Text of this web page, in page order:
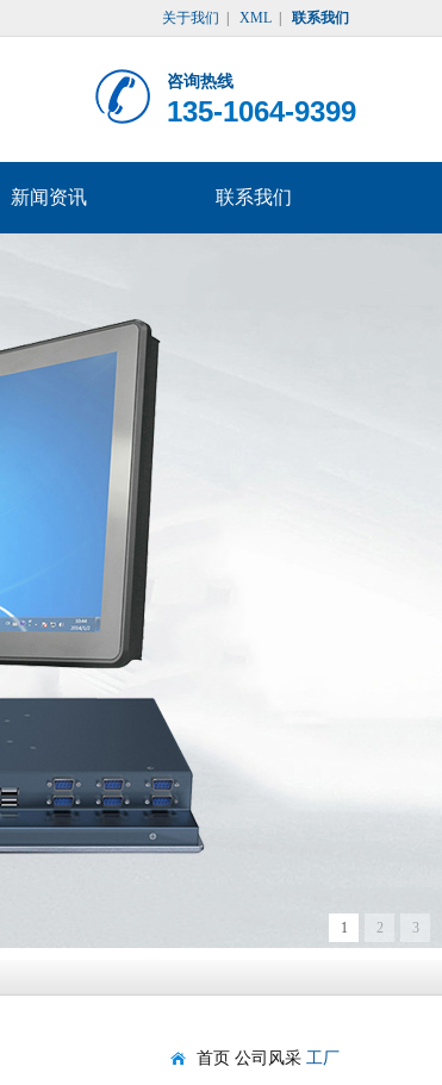
关于我们 XML 联系我们
咨询热线
135-1064-9399
新闻资讯 联系我们
1 2 3
首页 公司风采 工厂